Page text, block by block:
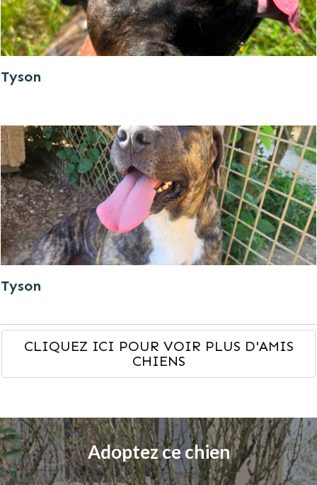
Tyson
Tyson
CLIQUEZ ICI POUR VOIR PLUS D'AMIS
CHIENS
Adoptez ce chien